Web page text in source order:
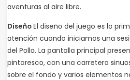
aventuras al aire libre.
Diseño El diseño del juego es lo
atención cuando iniciamos una
del Pollo. La pantalla principal
pintoresco, con una carretera
sobre el fondo y varios elementos